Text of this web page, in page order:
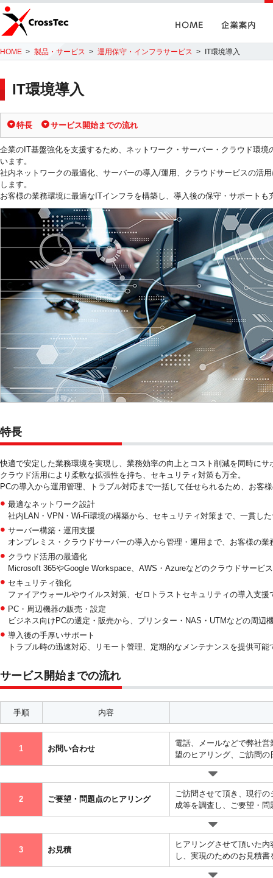
CrossTec
HOME 製品・サービス 運用保守・インフラサービス IT環境導入
IT環境導入
特長 サービス開始までの流れ
企業のIT基盤強化を支援するため、ネットワーク・サーバー・クラウド環
います。
社内ネットワークの最適化、サーバーの導入/運用、クラウドサービスの活
します。
お客様の業務環境に最適なITインフラを構築し、導入後の保守・サポートも
特長
快適で安定した業務環境を実現し、業務効率の向上とコスト削減を同時にサ
クラウド活用により柔軟な拡張性を持ち、セキュリティ対策も万全。
PCの導入から運用管理、トラブル対応まで一括して任せられるため、お客
最適なネットワーク設計
社内LAN・VPN・Wi-Fi環境の構築から、セキュリティ対策まで、一貫し
サーバー構築・運用支援
オンプレミス・クラウドサーバーの導入から管理・運用まで、お客様の
クラウド活用の最適化
Microsoft 365やGoogle Workspace、AWS・Azureなどのクラウドサービ
セキュリティ強化
ファイアウォールやウイルス対策、ゼロトラストセキュリティの導入支
PC・周辺機器の販売・設定
ビジネス向けPCの選定・販売から、プリンター・NAS・UTMなどの周辺
導入後の手厚いサポート
トラブル時の迅速対応、リモート管理、定期的なメンテナンスを提供可能
サービス開始までの流れ
手順 内容
1 お問い合わせ
電話、メールなどで弊社
望のヒアリング、ご訪問
2 ご要望・問題点のヒアリング
ご訪問させて頂き、現行
成等を調査し、ご要望・
3 お見積
ヒアリングさせて頂いた
し、実現のためのお見積